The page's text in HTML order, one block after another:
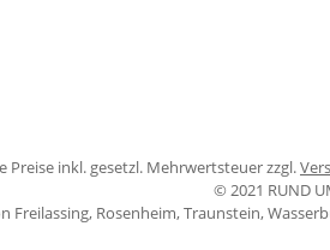
Preise inkl. gesetzl. Mehrwertsteuer zzgl.
© 2021 RUND
Freilassing, Rosenheim, Traunstein,